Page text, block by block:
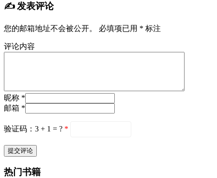
✍️ 发表评论
您的邮箱地址不会被公开。 必填项已用 * 标注
评论内容
昵称 *
邮箱 *
验证码：3 + 1 = ? *
热门书籍